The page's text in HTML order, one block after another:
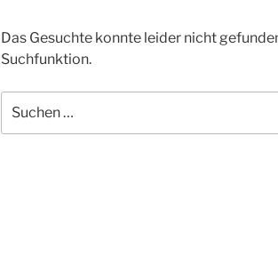
Das Gesuchte konnte leider nicht
Suchfunktion.
Suchen
nach: